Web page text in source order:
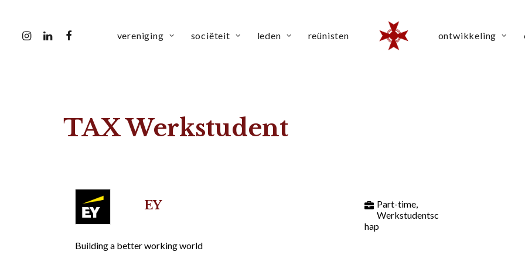
vereniging sociëteit leden reünisten ontwikkeling
TAX Werkstudent
EY
Part-time,
Werkstudentsc
hap
Building a better working world